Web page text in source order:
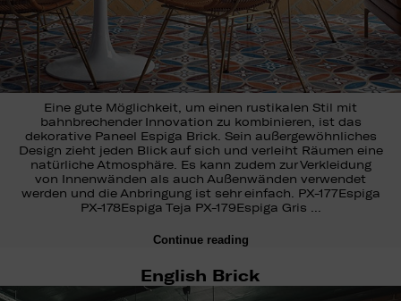
Eine gute Möglichkeit, um einen rustikalen Stil mit
bahnbrechender Innovation zu kombinieren, ist das
dekorative Paneel Espiga Brick. Sein außergewöhnliches
Design zieht jeden Blick auf sich und verleiht Räumen eine
natürliche Atmosphäre. Es kann zudem zur Verkleidung
von Innenwänden als auch Außenwänden verwendet
werden und die Anbringung ist sehr einfach. PX-177Espiga
PX-178Espiga Teja PX-179Espiga Gris …
Continue reading
English Brick